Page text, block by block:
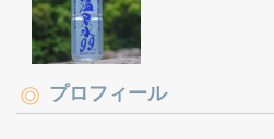
プロフィール